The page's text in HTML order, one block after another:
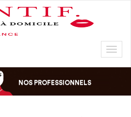
NOS PROFESSIONNELS